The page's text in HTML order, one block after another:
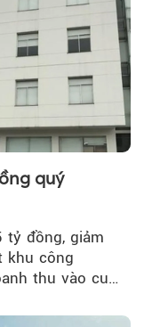
quý
tỷ đồng, giảm
khu công
thu vào cuối